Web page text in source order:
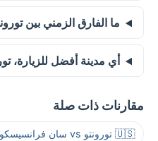
ما الفارق الزمني بين
أي مدينة أفضل للزيارة،
مقارنات ذات صلة
🇺🇸 تورونتو vs سان فرانسيسكو